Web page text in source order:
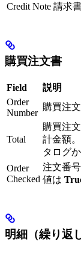
Credit Note 請求
購買注文書
Field
説明
Order
Number
購買注
Total
購買注
計金額。
タログ
Order
Checked
注文番
値は
明細（繰り返